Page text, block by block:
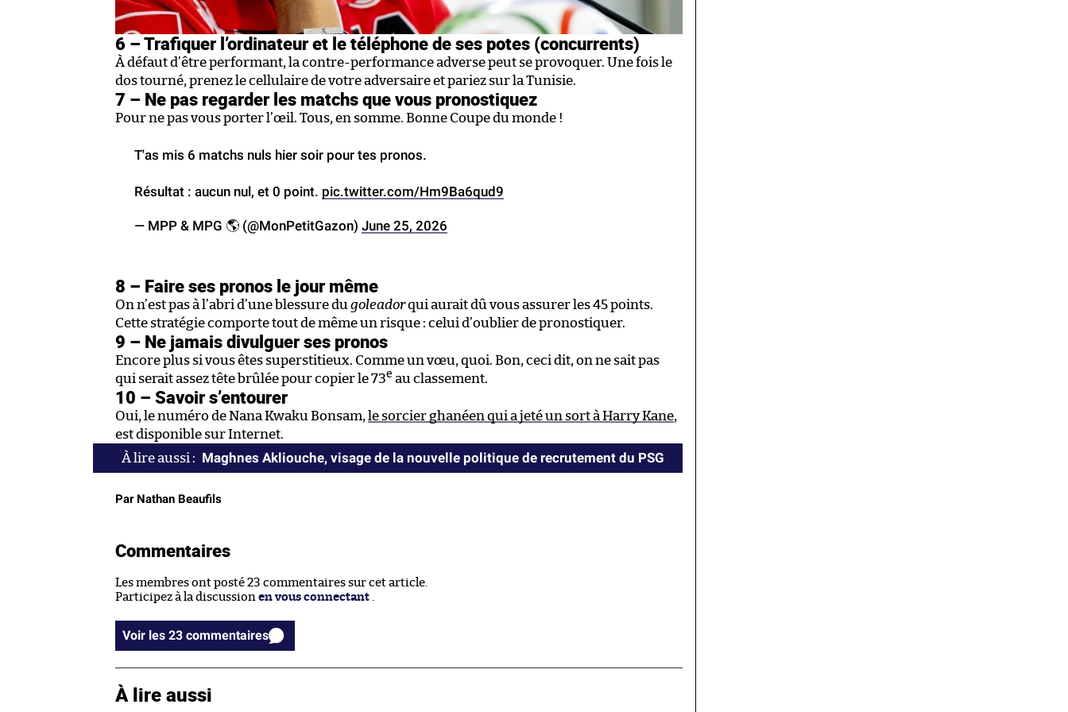
6 – Trafiquer l’ordinateur et le téléphone de ses potes (concurrents)
À défaut d’être performant, la contre-performance adverse peut se provoquer. Une fois le
dos tourné, prenez le cellulaire de votre adversaire et pariez sur la Tunisie.
7 – Ne pas regarder les matchs que vous pronostiquez
Pour ne pas vous porter l’œil. Tous, en somme. Bonne Coupe du monde !
T'as mis 6 matchs nuls hier soir pour tes pronos.
Résultat : aucun nul, et 0 point. pic.twitter.com/Hm9Ba6qud9
— MPP & MPG 🌎 (@MonPetitGazon) June 25, 2026
8 – Faire ses pronos le jour même
On n’est pas à l’abri d’une blessure du goleadorqui aurait dû vous assurer les 45 points.
Cette stratégie comporte tout de même un risque : celui d’oublier de pronostiquer.
9 – Ne jamais divulguer ses pronos
Encore plus si vous êtes superstitieux. Comme un vœu, quoi. Bon, ceci dit, on ne sait pas
qui serait assez tête brûlée pour copier le 73e au classement.
10 – Savoir s’entourer
Oui, le numéro de Nana Kwaku Bonsam, le sorcier ghanéen qui a jeté un sort à Harry Kane,
est disponible sur Internet.
Maghnes Akliouche, visage de la nouvelle politique de recrutement du PSG
Par Nathan Beaufils
Commentaires
Les membres ont posté 23 commentaires sur cet article.
Participez à la discussion en vous connectant .
Voir les 23 commentaires
À lire aussi